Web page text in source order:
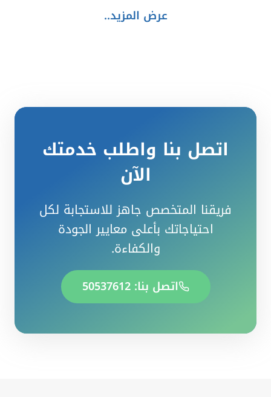
عرض المزيد..
اتصل بنا واطلب خدمتك
الآن
فريقنا المتخصص جاهز للاستجابة لكل
احتياجاتك بأعلى معايير الجودة
والكفاءة.
اتصل بنا: 50537612